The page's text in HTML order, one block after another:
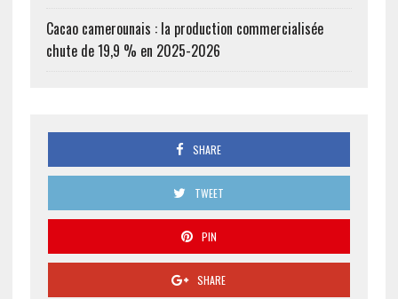
Cacao camerounais : la production commercialisée
chute de 19,9 % en 2025-2026
SHARE
TWEET
PIN
SHARE